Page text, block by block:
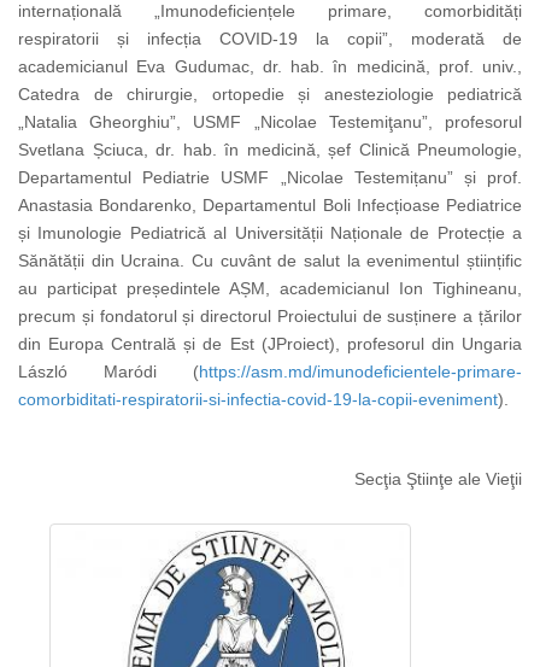
internațională „Imunodeficiențele primare, comorbidități
respiratorii și infecția COVID-19 la copii”, moderată de
academicianul Eva Gudumac, dr. hab. în medicină, prof. univ.,
Catedra de chirurgie, ortopedie și anesteziologie pediatrică
„Natalia Gheorghiu”, USMF „Nicolae Testemiţanu”, profesorul
Svetlana Șciuca, dr. hab. în medicină, șef Clinică Pneumologie,
Departamentul Pediatrie USMF „Nicolae Testemițanu” și prof.
Anastasia Bondarenko, Departamentul Boli Infecțioase Pediatrice
și Imunologie Pediatrică al Universității Naționale de Protecție a
Sănătății din Ucraina. Cu cuvânt de salut la evenimentul științific
au participat președintele AȘM, academicianul Ion Tighineanu,
precum și fondatorul și directorul Proiectului de susținere a țărilor
din Europa Centrală și de Est (JProiect), profesorul din Ungaria
László Maródi (https://asm.md/imunodeficientele-primare-
comorbiditati-respiratorii-si-infectia-covid-19-la-copii-eveniment).
Secţia Ştiinţe ale Vieţii